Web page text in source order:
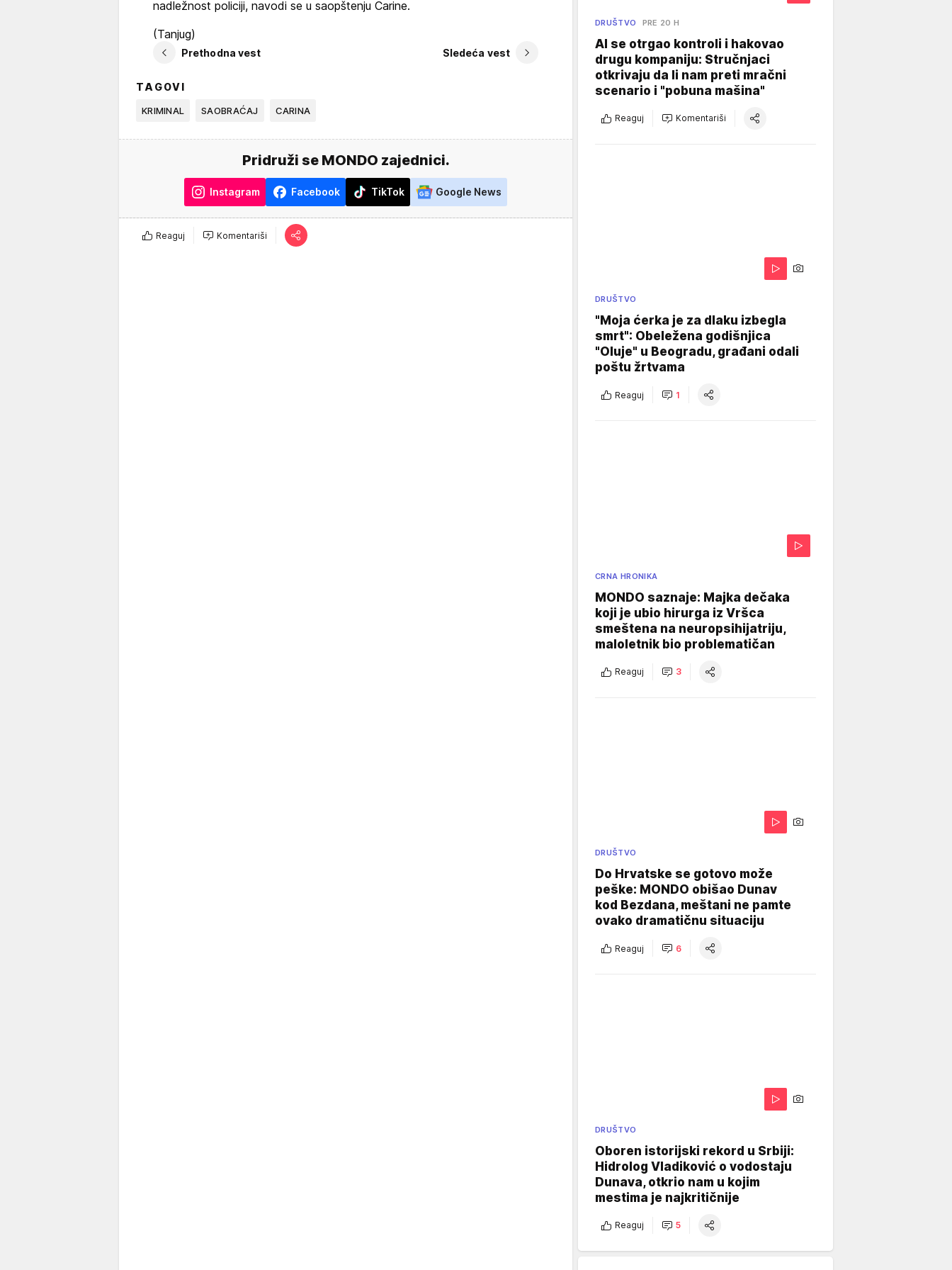
nadležnost policiji, navodi se u saopštenju Carine.
(Tanjug)
Prethodna vest Sledeća vest
TAGOVI
KRIMINAL SAOBRAĆAJ CARINA
Pridruži se MONDO zajednici.
Instagram Facebook TikTok Google News
Reaguj Komentariši
DRUŠTVO PRE 20 H
AI se otrgao kontroli i hakovao
drugu kompaniju: Stručnjaci
otkrivaju da li nam preti mračni
scenario i "pobuna mašina"
Reaguj Komentariši
DRUŠTVO
"Moja ćerka je za dlaku izbegla
smrt": Obeležena godišnjica
"Oluje" u Beogradu, građani odali
poštu žrtvama
Reaguj 1
CRNA HRONIKA
MONDO saznaje: Majka dečaka
koji je ubio hirurga iz Vršca
smeštena na neuropsihijatriju,
maloletnik bio problematičan
Reaguj 3
DRUŠTVO
Do Hrvatske se gotovo može
peške: MONDO obišao Dunav
kod Bezdana, meštani ne pamte
ovako dramatičnu situaciju
Reaguj 6
DRUŠTVO
Oboren istorijski rekord u Srbiji:
Hidrolog Vladiković o vodostaju
Dunava, otkrio nam u kojim
mestima je najkritičnije
Reaguj 5